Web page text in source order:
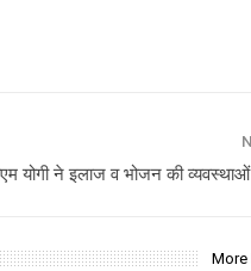
योगी ने इलाज व भोजन की
More